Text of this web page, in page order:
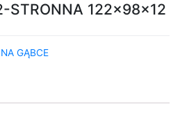
STRONNA 122x98x12
NA GĄBCE